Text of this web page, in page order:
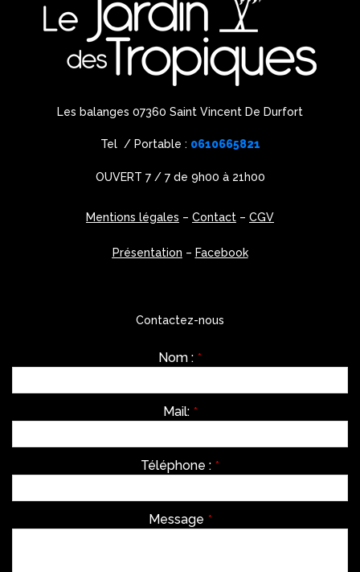
Les balanges 07360 Saint Vincent De Durfort
Tel / Portable : 0610665821
OUVERT 7 / 7 de 9h00 à 21h00
Mentions légales – Contact – CGV
Présentation – Facebook
Contactez-nous
Nom : *
Mail: *
Téléphone : *
Message *